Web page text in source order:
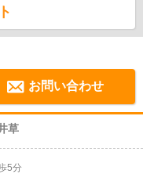
お問い合わせ
草
5分